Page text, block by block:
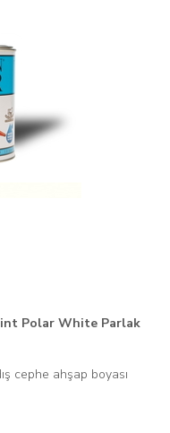
Polar White Parlak